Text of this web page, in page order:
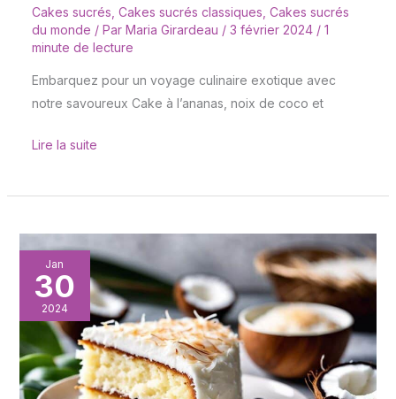
Cakes sucrés Cakes sucrés classiques Cakes sucrés
du monde / Par Maria Girardeau / 3 février 2024 / 1
minute de lecture
Embarquez pour un voyage culinaire exotique avec
notre savoureux Cake à l’ananas, noix de coco et
Lire la suite
Jan
30
2024
Cake
noix
de
coco